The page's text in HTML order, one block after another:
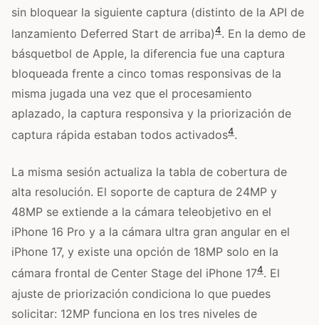
sin bloquear la siguiente captura (distinto de la API de
lanzamiento Deferred Start de arriba)4. En la demo de
básquetbol de Apple, la diferencia fue una captura
bloqueada frente a cinco tomas responsivas de la
misma jugada una vez que el procesamiento
aplazado, la captura responsiva y la priorización de
captura rápida estaban todos activados4.
La misma sesión actualiza la tabla de cobertura de
alta resolución. El soporte de captura de 24MP y
48MP se extiende a la cámara teleobjetivo en el
iPhone 16 Pro y a la cámara ultra gran angular en el
iPhone 17, y existe una opción de 18MP solo en la
cámara frontal de Center Stage del iPhone 174. El
ajuste de priorización condiciona lo que puedes
solicitar: 12MP funciona en los tres niveles de